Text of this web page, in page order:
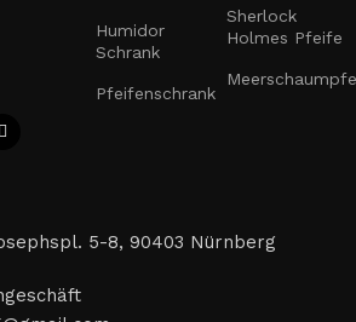
Humidor
Schrank
Pfeifenschrank
Sherlock
Holmes Pfeife
5-8, 90403 Nürnberg